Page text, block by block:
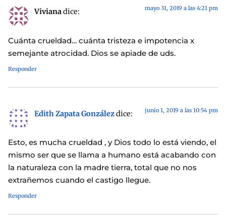
Vivianadice: mayo 31, 2019 a las 4:21 pm
Cuánta crueldad… cuánta tristeza e impotencia x
semejante atrocidad. Dios se apiade de uds.
Responder
Edith Zapata Gonzálezdice: junio 1, 2019 a las 10:54 pm
Esto, es mucha crueldad , y Dios todo lo está viendo, el
mismo ser que se llama a humano está acabando con
la naturaleza con la madre tierra, total que no nos
extrañemos cuando el castigo llegue.
Responder